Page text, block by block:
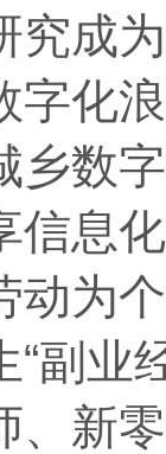
成为
字化
乡数
信
为个
副业
、新